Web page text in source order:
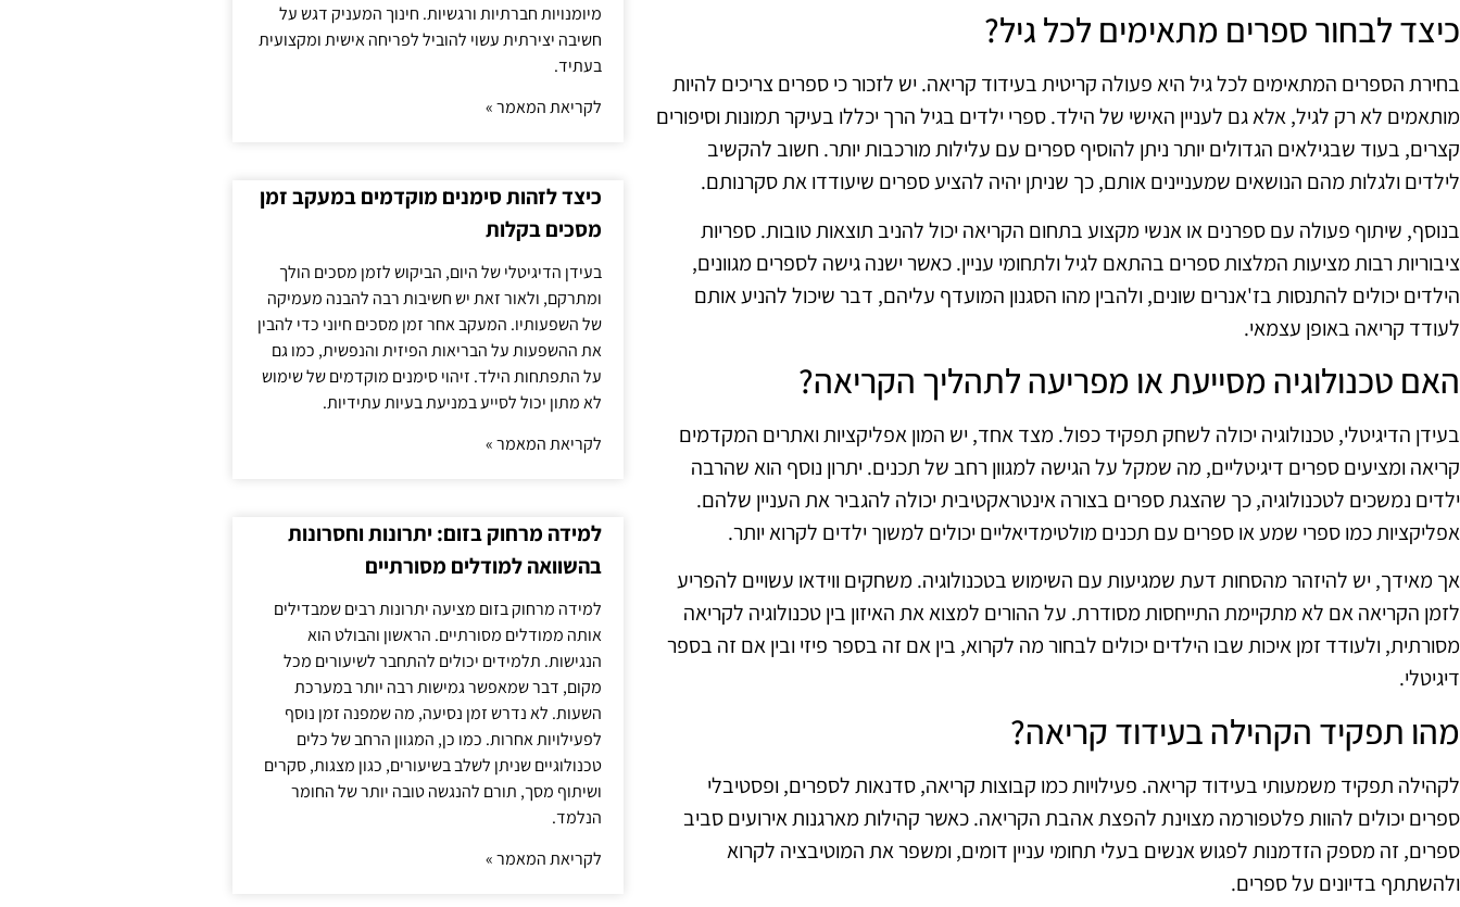
כיצד לבחור ספרים מתאימים לכל גיל?
בחירת הספרים המתאימים לכל גיל היא פעולה קריטית בעידוד קריאה. יש לזכור כי ספרים צריכים להיות
מותאמים לא רק לגיל, אלא גם לעניין האישי של הילד. ספרי ילדים בגיל הרך יכללו בעיקר תמונות וסיפורים
קצרים, בעוד שבגילאים הגדולים יותר ניתן להוסיף ספרים עם עלילות מורכבות יותר. חשוב להקשיב
לילדים ולגלות מהם הנושאים שמעניינים אותם, כך שניתן יהיה להציע ספרים שיעודדו את סקרנותם.
בנוסף, שיתוף פעולה עם ספרנים או אנשי מקצוע בתחום הקריאה יכול להניב תוצאות טובות. ספריות
ציבוריות רבות מציעות המלצות ספרים בהתאם לגיל ולתחומי עניין. כאשר ישנה גישה לספרים מגוונים,
הילדים יכולים להתנסות בז'אנרים שונים, ולהבין מהו הסגנון המועדף עליהם, דבר שיכול להניע אותם
לעודד קריאה באופן עצמאי.
האם טכנולוגיה מסייעת או מפריעה לתהליך הקריאה?
בעידן הדיגיטלי, טכנולוגיה יכולה לשחק תפקיד כפול. מצד אחד, יש המון אפליקציות ואתרים המקדמים
קריאה ומציעים ספרים דיגיטליים, מה שמקל על הגישה למגוון רחב של תכנים. יתרון נוסף הוא שהרבה
ילדים נמשכים לטכנולוגיה, כך שהצגת ספרים בצורה אינטראקטיבית יכולה להגביר את העניין שלהם.
אפליקציות כמו ספרי שמע או ספרים עם תכנים מולטימדיאליים יכולים למשוך ילדים לקרוא יותר.
אך מאידך, יש להיזהר מהסחות דעת שמגיעות עם השימוש בטכנולוגיה. משחקים ווידאו עשויים להפריע
לזמן הקריאה אם לא מתקיימת התייחסות מסודרת. על ההורים למצוא את האיזון בין טכנולוגיה לקריאה
מסורתית, ולעודד זמן איכות שבו הילדים יכולים לבחור מה לקרוא, בין אם זה בספר פיזי ובין אם זה בספר
דיגיטלי.
מהו תפקיד הקהילה בעידוד קריאה?
לקהילה תפקיד משמעותי בעידוד קריאה. פעילויות כמו קבוצות קריאה, סדנאות לספרים, ופסטיבלי
ספרים יכולים להוות פלטפורמה מצוינת להפצת אהבת הקריאה. כאשר קהילות מארגנות אירועים סביב
ספרים, זה מספק הזדמנות לפגוש אנשים בעלי תחומי עניין דומים, ומשפר את המוטיבציה לקרוא
ולהשתתף בדיונים על ספרים.
מיומנויות חברתיות ורגשיות. חינוך המעניק דגש על
חשיבה יצירתית עשוי להוביל לפריחה אישית ומקצועית
בעתיד.
לקריאת המאמר »
כיצד לזהות סימנים מוקדמים במעקב זמן
מסכים בקלות
בעידן הדיגיטלי של היום, הביקוש לזמן מסכים הולך
ומתרקם, ולאור זאת יש חשיבות רבה להבנה מעמיקה
של השפעותיו. המעקב אחר זמן מסכים חיוני כדי להבין
את ההשפעות על הבריאות הפיזית והנפשית, כמו גם
על התפתחות הילד. זיהוי סימנים מוקדמים של שימוש
לא מתון יכול לסייע במניעת בעיות עתידיות.
לקריאת המאמר »
למידה מרחוק בזום: יתרונות וחסרונות
בהשוואה למודלים מסורתיים
למידה מרחוק בזום מציעה יתרונות רבים שמבדילים
אותה ממודלים מסורתיים. הראשון והבולט הוא
הנגישות. תלמידים יכולים להתחבר לשיעורים מכל
מקום, דבר שמאפשר גמישות רבה יותר במערכת
השעות. לא נדרש זמן נסיעה, מה שמפנה זמן נוסף
לפעילויות אחרות. כמו כן, המגוון הרחב של כלים
טכנולוגיים שניתן לשלב בשיעורים, כגון מצגות, סקרים
ושיתוף מסך, תורם להנגשה טובה יותר של החומר
הנלמד.
לקריאת המאמר »